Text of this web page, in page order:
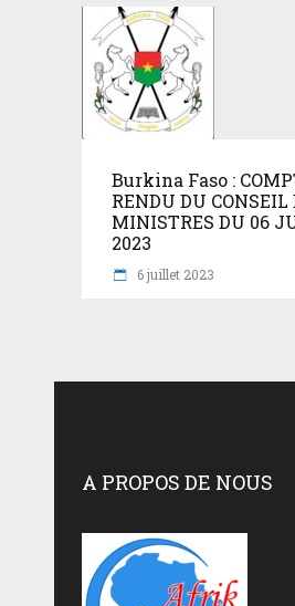
Burkina Faso :
RENDU DU CONSEIL
MINISTRES DU 06
2023
6 juillet 2023
A PROPOS DE NOUS